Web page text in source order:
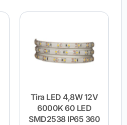
Tira LED 4,8W 12V
6000K 60 LED
SMD2538 IP65 360